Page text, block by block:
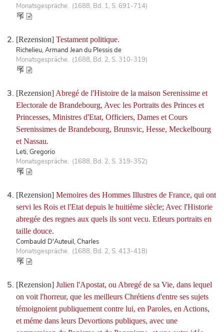
Monatsgespräche. (1688, Bd. 1, S. 691-714)
[Rezension] Testament politique.
Richelieu, Armand Jean du Plessis de
Monatsgespräche. (1688, Bd. 2, S. 310-319)
[Rezension] Abregé de l'Histoire de la maison Serenissime et
Electorale de Brandebourg, Avec les Portraits des Princes et
Princesses, Ministres d'Etat, Officiers, Dames et Cours
Serenissimes de Brandebourg, Brunsvic, Hesse, Meckelbourg
et Nassau.
Leti, Gregorio
Monatsgespräche. (1688, Bd. 2, S. 319-352)
[Rezension] Memoires des Hommes Illustres de France, qui ont
servi les Rois et l'Etat depuis le huitième siècle; Avec l'Historie
abregée des regnes aux quels ils sont vecu. Etleurs portraits en
taille douce.
Combauld D'Auteuil, Charles
Monatsgespräche. (1688, Bd. 2, S. 413-418)
[Rezension] Julien l'Apostat, ou Abregé de sa Vie, dans lequel
on voit l'horreur, que les meilleurs Chrétiens d'entre ses sujets
témoignoient publiquement contre lui, en Paroles, en Actions,
et méme dans leurs Devortions publiques, avec une